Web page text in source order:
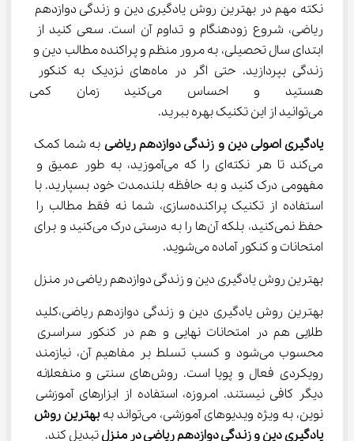
نکته مهم در بهترین روش یادگیری دین و زندگی دوازدهم
ریاضی، شروع زودهنگام و تداوم آن است. سعی کنید از
ابتدای سال تحصیلی، به مرور منظم و پراکنده مطالب دین و
زندگی بپردازید. حتی اگر در ماه‌های نزدیک به کنکور
هستید و احساس می‌کنید
می‌توانید از این تکنیک بهره ببرید.
یادگیری اصولی دین و زندگی دوازدهم ریاضی به شما کمک
می‌کند تا هر نکته‌ای را که می‌آموزید، به طور عمیق و
مفهومی درک کنید و به حافظه بلندمدت خود بسپارید. با
استفاده از تکنیک پراکنده‌سازی، شما نه فقط مطالب را
حفظ نمی‌کنید، بلکه آن‌ها را به درستی درک می‌کنید و برای
امتحانات و کنکور آماده می‌شوید.
بهترین روش یادگیری دین و زندگی دوازدهم ریاضی در منزل
بهترین روش یادگیری دین و زندگی دوازدهم ریاضی،کلید
طلایی هم در امتحانات نهایی و هم در کنکور سراسری
محسوب می‌شود و کسب تسلط بر مفاهیم آن، نیازمند
رویکردی فعال و پویا است. روش‌های سنتی و منفعلانه
دیگر کافی نیستند. امروزه، استفاده از ابزارهای آموزشی
نوین، به ویژه ویدیوهای آموزشی، می‌تواند به
بهترین روش
یادگیری دین و زندگی دوازدهم ریاضی در منزل تبدیل کند.